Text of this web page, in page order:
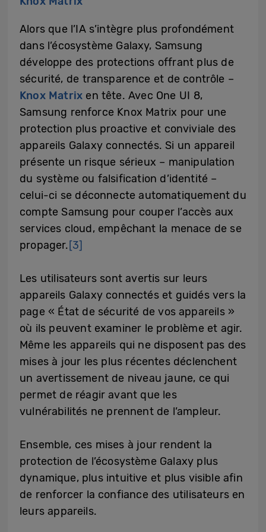
Alors que l’IA s’intègre plus profondément
dans l’écosystème Galaxy, Samsung
développe des protections offrant plus de
sécurité, de transparence et de contrôle –
Knox Matrix en tête. Avec One UI 8,
Samsung renforce Knox Matrix pour une
protection plus proactive et conviviale des
appareils Galaxy connectés. Si un appareil
présente un risque sérieux – manipulation
du système ou falsification d’identité –
celui-ci se déconnecte automatiquement du
compte Samsung pour couper l’accès aux
services cloud, empêchant la menace de se
propager. [3]
Les utilisateurs sont avertis sur leurs
appareils Galaxy connectés et guidés vers la
page « État de sécurité de vos appareils »
où ils peuvent examiner le problème et agir.
Même les appareils qui ne disposent pas des
mises à jour les plus récentes déclenchent
un avertissement de niveau jaune, ce qui
permet de réagir avant que les
vulnérabilités ne prennent de l’ampleur.
Ensemble, ces mises à jour rendent la
protection de l’écosystème Galaxy plus
dynamique, plus intuitive et plus visible afin
de renforcer la confiance des utilisateurs en
leurs appareils.